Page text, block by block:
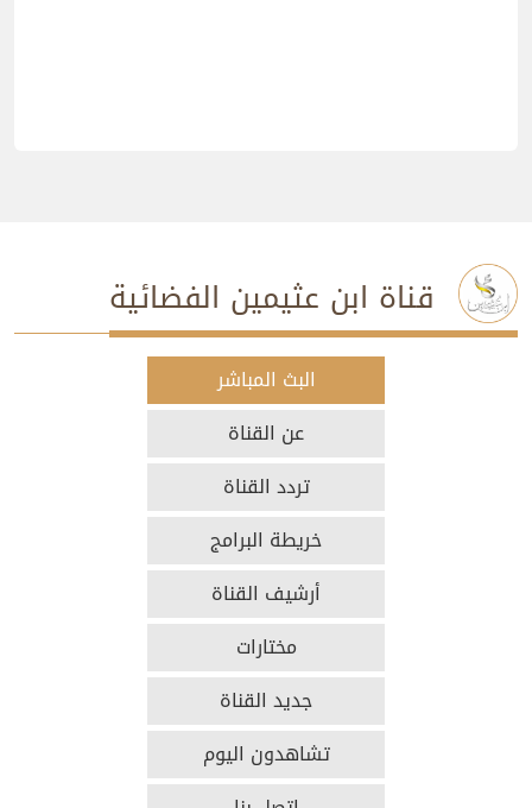
قناة ابن عثيمين الفضائية
البث المباشر
عن القناة
تردد القناة
خريطة البرامج
أرشيف القناة
مختارات
جديد القناة
تشاهدون اليوم